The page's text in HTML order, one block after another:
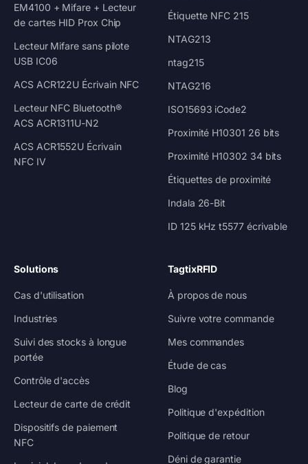
EM4100 + Mifare + Lecteur
de cartes HID Prox Chip
Lecteur Mifare sans pilote
USB IC06
ACS ACR122U Écrivain NFC
Lecteur NFC Bluetooth®
ACS ACR1311U-N2
ACS ACR1552U Écrivain
NFC IV
Étiquette NFC 215
NTAG213
ntag215
NTAG216
ISO15693 iCode2
Proximité H10301 26 bits
Proximité H10302 34 bits
Étiquettes de proximité
Indala 26-Bit
ID 125 kHz t5577 écrivable
Solutions
Cas d'utilisation
Industries
Suivi des stocks à longue
portée
Contrôle d'accès
Lecteur de carte de crédit
Dispositifs de paiement
NFC
TagtixRFID
À propos de nous
Suivre votre commande
Mes commandes
Étude de cas
Blog
Politique d'expédition
Politique de retour
Déni de garantie